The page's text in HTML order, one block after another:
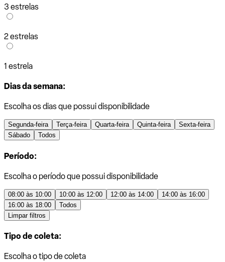
3 estrelas
2 estrelas
1 estrela
Dias da semana:
Escolha os dias que possui disponibilidade
Segunda-feira Terça-feira Quarta-feira Quinta-feira
Sexta-feira
Sábado
Todos
Período:
Escolha o período que possui disponibilidade
08:00 às 10:00 10:00 às 12:00 12:00 às 14:00
14:00 às 16:00
16:00 às 18:00
Todos
Limpar filtros
Tipo de coleta:
Escolha o tipo de coleta